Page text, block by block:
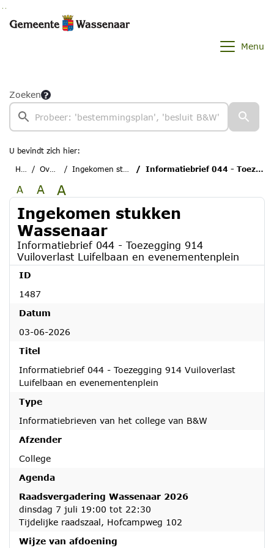
Ga naar de inhoud van deze pagina
Ga naar het zoeken
Ga naar het menu
Menu
Zoeken
U bevindt zich hier:
Home
Overzichten Ingekomen stukken Wassenaar Informatiebrief 044 - Toezegging 914 Vuiloverlast Luifelbaan en evenementenplein
A A A
Ingekomen stukken
Wassenaar
Informatiebrief 044 - Toezegging 914
Vuiloverlast Luifelbaan en evenementenplein
ID
1487
Datum
03-06-2026
Titel
Informatiebrief 044 - Toezegging 914 Vuiloverlast
Luifelbaan en evenementenplein
Type
Informatiebrieven van het college van B&W
Afzender
College
Agenda
Raadsvergadering Wassenaar 2026
dinsdag 7 juli 19:00 tot 22:30
Tijdelijke raadszaal, Hofcampweg 102
Wijze van afdoening